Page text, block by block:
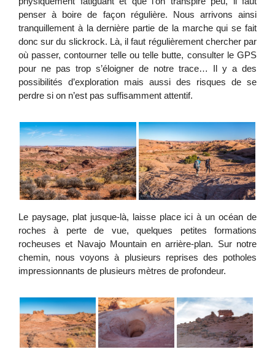
penser à boire de façon régulière. Nous arrivons ainsi
tranquillement à la dernière partie de la marche qui se fait
donc sur du slickrock. Là, il faut régulièrement chercher par
où passer, contourner telle ou telle butte, consulter le GPS
pour ne pas trop s’éloigner de notre trace… Il y a des
possibilités d’exploration mais aussi des risques de se
perdre si on n’est pas suffisamment attentif.
Le paysage, plat jusque-là, laisse place ici à un océan de
roches à perte de vue, quelques petites formations
rocheuses et Navajo Mountain en arrière-plan. Sur notre
chemin, nous voyons à plusieurs reprises des potholes
impressionnants de plusieurs mètres de profondeur.